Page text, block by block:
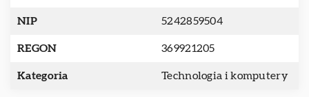
NIP 5242859504
REGON 369921205
Kategoria Technologia i komputery